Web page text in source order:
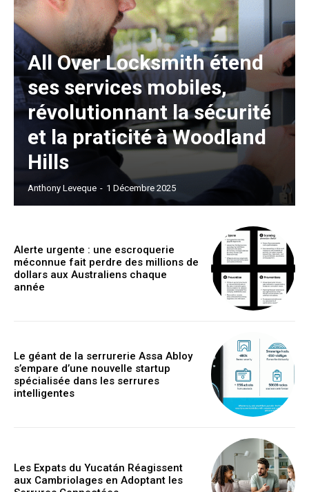
All Over Locksmith étend
ses services mobiles,
révolutionnant la sécurité
et la praticité à Woodland
Hills
Anthony Leveque - 1 Décembre 2025
Alerte urgente : une escroquerie
méconnue fait perdre des millions de
dollars aux Australiens chaque
année
Le géant de la serrurerie Assa Abloy
s’empare d’une nouvelle startup
spécialisée dans les serrures
intelligentes
Les Expats du Yucatán Réagissent
aux Cambriolages en Adoptant les